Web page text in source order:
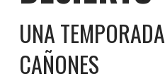
UNA TEMPORADA EN LOS
CAÑONES